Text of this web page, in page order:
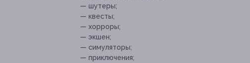
— шутеры;
— квесты;
— хорроры;
— экшен;
— симуляторы;
— приключения;